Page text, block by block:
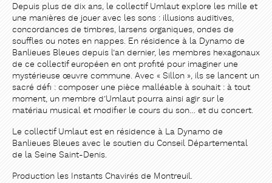
Depuis plus de dix ans, le collectif Umlaut explore les mille et
une manières de jouer avec les sons : illusions auditives,
concordances de timbres, larsens organiques, ondes de
souffles ou notes en nappes. En résidence à la Dynamo de
Banlieues Bleues depuis l’an dernier, les membres hexagonaux
de ce collectif européen en ont profité pour imaginer une
mystérieuse œuvre commune. Avec « Sillon », ils se lancent un
sacré défi : composer une pièce malléable à souhait : à tout
moment, un membre d’Umlaut pourra ainsi agir sur le
matériau musical et modifier le cours du son… et du concert.
Le collectif Umlaut est en résidence à La Dynamo de
Banlieues Bleues avec le soutien du Conseil Départemental
de la Seine Saint-Denis.
Production les Instants Chavirés de Montreuil.